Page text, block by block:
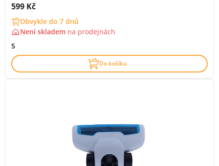
Cena s DPH:
599 Kč
Obvykle do 7 dnů
Není skladem na prodejnách
5
Do košíku